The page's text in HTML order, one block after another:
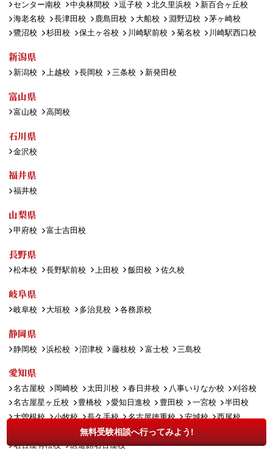
無料受験相談へ行ってみよう!
センター南校
中央林間校 逗子校 北久里浜校
新百合ヶ丘校
海老名校
長津田校 鹿島田校 大船校 淵野辺校
茅ヶ崎校
鷺沼校
杉田校 保土ヶ谷校 川崎駅前校 菊名校 川崎駅西口校
新潟県
新潟校 上越校 長岡校 三条校 新発田校
富山県
富山校 高岡校
石川県
金沢校
福井県
福井校
山梨県
甲府校 富士吉田校
長野県
松本校 長野駅前校 上田校 飯田校 佐久校
岐阜県
岐阜校 大垣校 多治見校 各務原校
静岡県
静岡校 浜松校 沼津校 藤枝校 富士校 三島校
愛知県
名古屋校 岡崎校 太田川校 春日井校 八事いりなか校
刈谷校
名古屋星ヶ丘校
豊橋校 愛知日進校 豊田校 一宮校
半田校
大曽根校
小牧校 長久手校 名古屋徳重校 安城校
西尾校
江南校 新瑞橋校 豊川校
名古屋有松校
医進館名古屋校